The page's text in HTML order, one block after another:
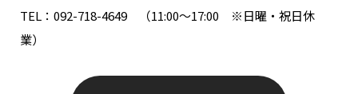
TEL：092-718-4649 （11:00～17:00 ※日曜・祝日休
業）